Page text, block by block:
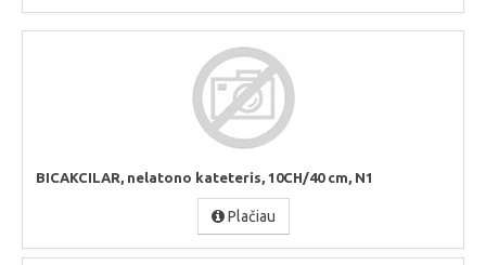
BICAKCILAR, nelatono kateteris, 10CH/40 cm, N1
Plačiau